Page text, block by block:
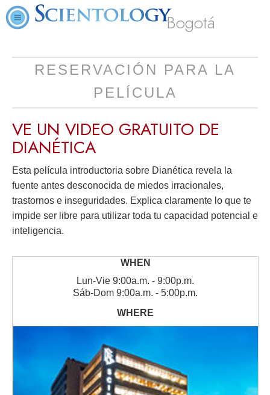
Bogotá
RESERVACIÓN PARA LA
PELÍCULA
VE UN VIDEO GRATUITO DE
DIANÉTICA
Esta película introductoria sobre Dianética revela la
fuente antes desconocida de miedos irracionales,
trastornos e inseguridades. Explica claramente lo que te
impide ser libre para utilizar toda tu capacidad potencial e
inteligencia.
Lun-Vie 9:00a.m. - 9:00p.m.
Sáb-Dom 9:00a.m. - 5:00p.m.